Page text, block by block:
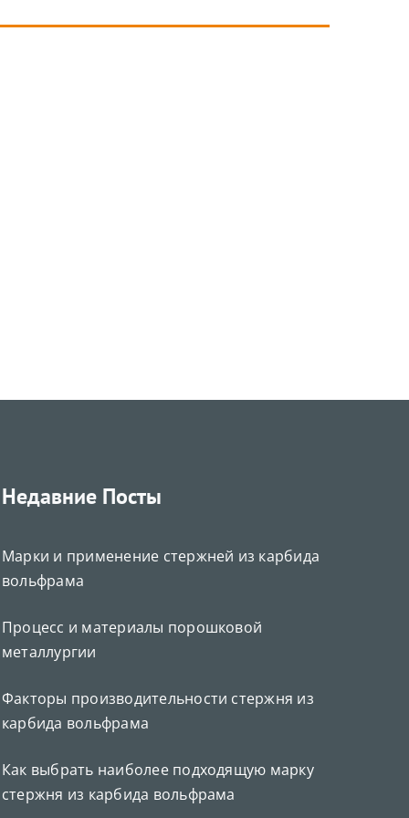
Недавние Посты
Марки и применение стержней из карбида
вольфрама
Процесс и материалы порошковой
металлургии
Факторы производительности стержня из
карбида вольфрама
Как выбрать наиболее подходящую марку
стержня из карбида вольфрама
한국어
日本語
Bahasa Indonesia
Deutsch (Sie)